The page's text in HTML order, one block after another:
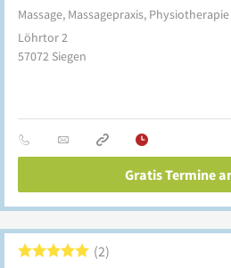
Massage, Massagepraxis, Physiotherapie
Löhrtor 2
57072 Siegen
Gratis Termine
2